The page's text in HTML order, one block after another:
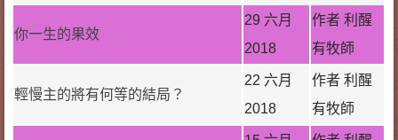
你一生的果效
29 六月
2018
作者 利醒
有牧師
輕慢主的將有何等的結局？
22 六月
2018
作者 利醒
有牧師